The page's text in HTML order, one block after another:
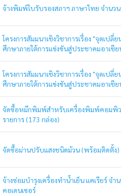
จ้างพิมพ์ใบรับรองสภาฯ ภาษาไทย จำน
โครงการสัมมนาเชิงวิชาการเรื่อง "จุดเปลี่
ศึกษาภายใต้การแข่งขันสู่ประชาคมอาเชีย
โครงการสัมมนาเชิงวิชาการเรื่อง "จุดเปลี่
ศึกษาภายใต้การแข่งขันสู่ประชาคมอาเชีย
จัดซื้อหมึกพิมพ์สำหรับเครื่องพิมพ์คอมพิว
รายการ (173 กล่อง)
จัดซื้อม่านปรับแสงชนิดม้วน (พร้อมติดตั้ง)
จ้างซ่อมบำรุงเครื่องทำน้ำเย็น แคเรียร์ จำ
คอเดนเซอร์